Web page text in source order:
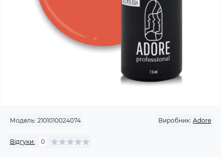
Модель: 2101010024074 Виробник: Adore
Відгуки: 0